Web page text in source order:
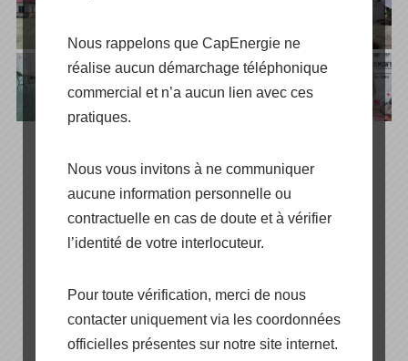
Nous rappelons que CapEnergie ne
réalise aucun démarchage téléphonique
commercial et n’a aucun lien avec ces
pratiques.
Nous vous invitons à ne communiquer
aucune information personnelle ou
contractuelle en cas de doute et à vérifier
l’identité de votre interlocuteur.
Pour toute vérification, merci de nous
contacter uniquement via les coordonnées
officielles présentes sur notre site internet.